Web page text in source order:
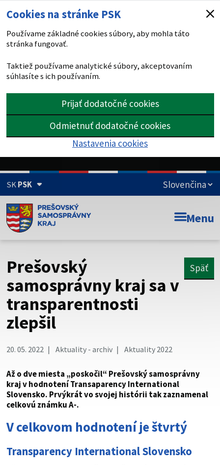
Cookies na stránke PSK
Používame základné cookies súbory, aby mohla táto
stránka fungovať.
Taktiež používame analytické súbory, akceptovaním
súhlasíte s ich používaním.
Prijať dodatočné cookies
Odmietnuť dodatočné cookies
Nastavenia cookies
SKPSK
Doména psk.sk je oficiálna
Toto je oficiálna webová stránka Prešovského
Táto stránka je zabezpečená
Buďte pozorní a vždy sa uistite, že zdieľate informácie iba
cez zabezpečenú webovú stránku. Zabezpečená stránka
vždy začína https:// pred názvom domény webového sídla.
Menu
Prešovský
samosprávny kraj sa v
transparentnosti
zlepšil
Späť
20. 05. 2022 Aktuality - archiv Aktuality 2022
Až o dve miesta „poskočil“ Prešovský samosprávny
kraj v hodnotení Transaparency International
Slovensko. Prvýkrát vo svojej histórii tak zaznamenal
celkovú známku A-.
V celkovom hodnotení je štvrtý
Transparency International Slovensko